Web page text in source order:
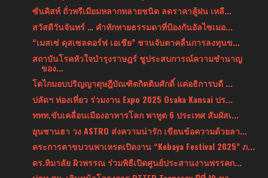
ซันคิสท์ ถั่วพรีเมียมหลากหลายชนิด ลดราคาสู้ฝน เหลื...
สวัสดีวันจันทร์ … คำทักทายธรรมดาที่ป้องกันอัลไซเมอ...
“เมสเซ่ ดุสเซลดอร์ฟ เอเชีย” ชวนจับตาคลื่นการลงทุนข...
สถาบันโรคหัวใจบำรุงราษฎร์ ชูประสบการณ์ความชำนาญ
ของ...
โตไกมอบปริญญาดุษฎีบัณฑิตกิตติมศักดิ์ แด่อธิการบดี ...
ปลัดฯ ท่องเที่ยว ร่วมงาน Expo 2025 Osaka Kansai ปร...
ททท.ขับเคลื่อนเมืองอาหารโลก พาทูต 6 ประเทศ สัมผัสเ...
ยุนซานฮา วง ASTRO ส่งความน่ารัก เขียนข้อความด้วยลา...
ตระการตาขบวนพาเหรดเปิดงาน “Kebaya Festival 2025” ภ...
ดร.หิมาลัย ผิวพรรณ ร่วมพิธีเปิดศูนย์ประสานงานพรรคก...